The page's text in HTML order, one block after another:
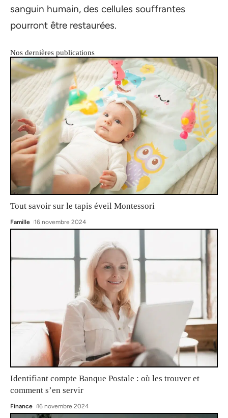
sanguin humain, des cellules souffrantes
pourront être restaurées.
Nos dernières publications
Tout savoir sur le tapis éveil Montessori
Famille 16 novembre 2024
Identifiant compte Banque Postale : où les trouver et
comment s’en servir
Finance 16 novembre 2024